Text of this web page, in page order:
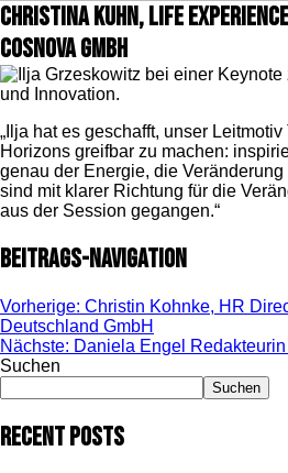
Christina Kuhn, Life
Cosnova GmbH
„Ilja hat es geschafft, unser
Horizons greifbar zu machen:
genau der Energie, die
sind mit klarer Richtung für die
aus der Session gegangen.“
Beitrags-Navigation
Vorherige: Christin Kohnke, HR
Deutschland GmbH
Nächste: Daniela Engel
Suchen
Suchen
Recent Posts